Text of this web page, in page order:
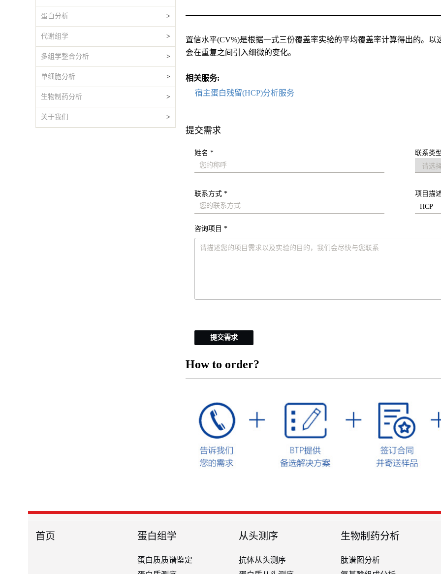
蛋白分析 >
代谢组学 >
多组学整合分析 >
单细胞分析 >
生物制药分析 >
关于我们 >
置信水平(CV%)是根据一式三份覆盖率实验的平均覆盖率计算得出的。
会在重复之间引入细微的变化。
相关服务:
宿主蛋白残留(HCP)分析服务
提交需求
姓名 * 联系类
联系方式 * 项目描
咨询项目 *
提交需求
How to order?
首页 蛋白组学
蛋白质质谱鉴定
从头测序
抗体从头测序
生物制药分析
肽谱图分析